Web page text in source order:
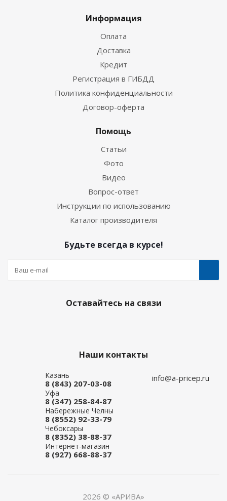
Информация
Оплата
Доставка
Кредит
Регистрация в ГИБДД
Политика конфиденциальности
Договор-оферта
Помощь
Статьи
Фото
Видео
Вопрос-ответ
Инструкции по использованию
Каталог производителя
Будьте всегда в курсе!
Оставайтесь на связи
Наши контакты
Казань
8 (843) 207-03-08
Уфа
8 (347) 258-84-87
Набережные Челны
8 (8552) 92-33-79
Чебоксары
8 (8352) 38-88-37
Интернет-магазин
8 (927) 668-88-37
info@a-pricep.ru
2026 © «АРИВА»